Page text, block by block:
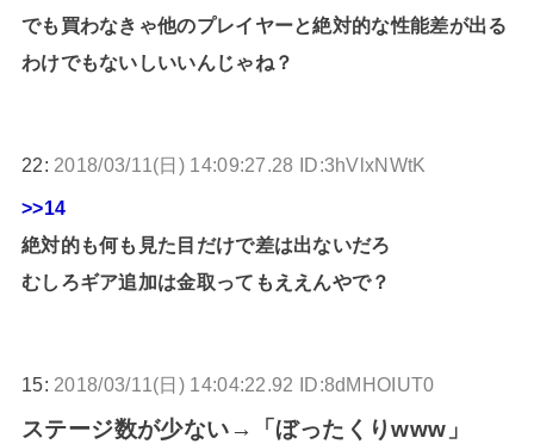
でも買わなきゃ他のプレイヤーと絶対的な性能差が出る
わけでもないしいいんじゃね？
22: 2018/03/11(日) 14:09:27.28 ID:3hVlxNWtK
>>14
絶対的も何も見た目だけで差は出ないだろ
むしろギア追加は金取ってもええんやで？
15: 2018/03/11(日) 14:04:22.92 ID:8dMHOIUT0
ステージ数が少ない→「ぼったくりwww」